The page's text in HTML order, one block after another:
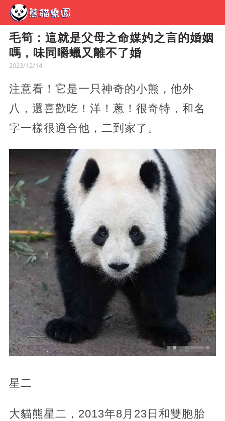
毛筍：這就是父母之命媒妁之言的婚姻
嗎，味同嚼蠟又離不了婚
2023/12/14
注意看！它是一只神奇的小熊，他外
八，還喜歡吃！洋！蔥！很奇特，和名
字一樣很適合他，二到家了。
星二
大貓熊星二，2013年8月23日和雙胞胎